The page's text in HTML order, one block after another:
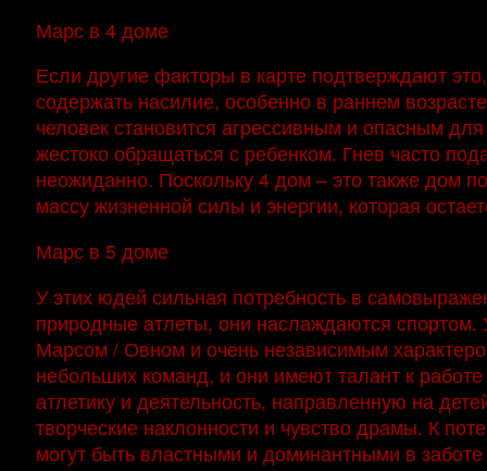
Марс в 4 доме
Если другие факторы в карте подтверждают
содержать насилие, особенно в раннем
человек становится агрессивным и опасным
жестоко обращаться с ребенком. Гнев часто
неожиданно. Поскольку 4 дом – это также дом
массу жизненной силы и энергии, которая
Марс в 5 доме
У этих юдей сильная потребность в
природные атлеты, они наслаждаются
Марсом / Овном и очень независимым
небольших команд, и они имеют талант к
атлетику и деятельность, направленную на
творческие наклонности и чувство драмы. К
могут быть властными и доминантными в заботе